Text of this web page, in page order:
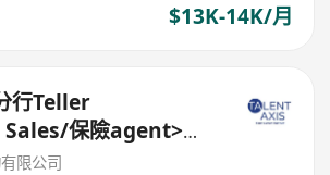
$13K-14K/月
行Teller
保險agent>
Manager
限公司